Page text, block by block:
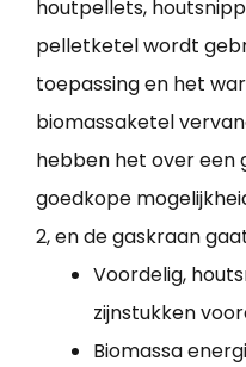
houtpellets,
pelletketel wordt
toepassing en het
biomassaketel
hebben het over een
goedkope
2, en de gaskraan
Voordelig,
zijnstukken
Biomassa